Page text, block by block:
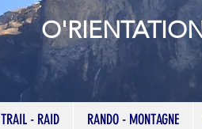
TRAIL - RAID RANDO - MONTAGNE